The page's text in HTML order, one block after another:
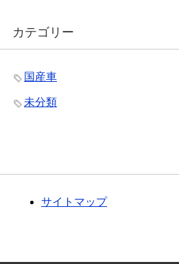
カテゴリー
国産車
未分類
サイトマップ